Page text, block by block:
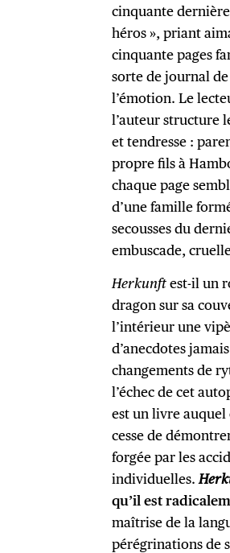
cinquante
héros », priant
cinquante pages
sorte de journal
l’émotion. Le
l’auteur structure
et tendresse :
propre fils à
chaque page
d’une famille
secousses du
embuscade,
Herkunftest-il un
dragon sur sa
l’intérieur une
d’anecdotes
changements de
l’échec de cet
est un livre auquel
cesse de
forgée par les
individuelles.
qu’il est
maîtrise de la
pérégrinations de